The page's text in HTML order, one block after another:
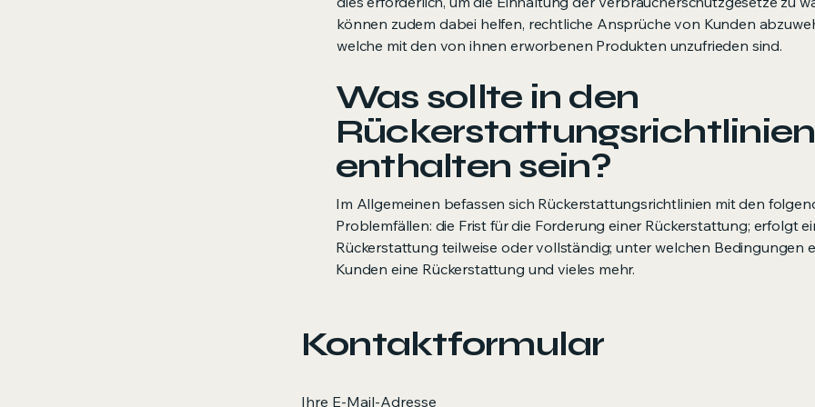
können zudem dabei helfen, rechtliche Ansprüche von Kunden
welche mit den von ihnen erworbenen Produkten unzufrieden sind.
Was sollte in den
Rückerstattungsrichtlinien
enthalten sein?
Im Allgemeinen befassen sich Rückerstattungsrichtlinien mit den
Problemfällen: die Frist für die Forderung einer Rückerstattung; erfolgt
Rückerstattung teilweise oder vollständig; unter welchen Bedingungen
Kunden eine Rückerstattung und vieles mehr.
Kontaktformular
Ihre E-Mail-Adresse